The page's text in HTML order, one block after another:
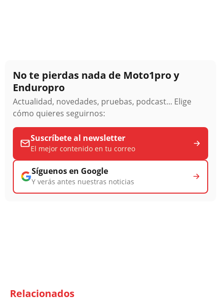
No te pierdas nada de Moto1pro y
Enduropro
Actualidad, novedades, pruebas, podcast... Elige
cómo quieres seguirnos:
Suscríbete al newsletter
El mejor contenido en tu correo
Síguenos en Google
Y verás antes nuestras noticias
Relacionados